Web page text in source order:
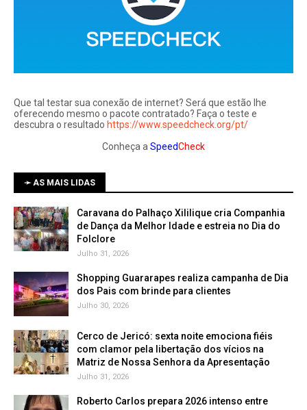
Que tal testar sua conexão de internet? Será que estão lhe
oferecendo mesmo o pacote contratado? Faça o teste e
descubra o resultado https://www.speedcheck.org/pt/
Conheça a SpeedCheck
➛ AS MAIS LIDAS
Caravana do Palhaço Xililique cria Companhia
de Dança da Melhor Idade e estreia no Dia do
Folclore
Julho 31, 2026
Shopping Guararapes realiza campanha de Dia
dos Pais com brinde para clientes
Julho 30, 2026
Cerco de Jericó: sexta noite emociona fiéis
com clamor pela libertação dos vícios na
Matriz de Nossa Senhora da Apresentação
Julho 31, 2026
Roberto Carlos prepara 2026 intenso entre